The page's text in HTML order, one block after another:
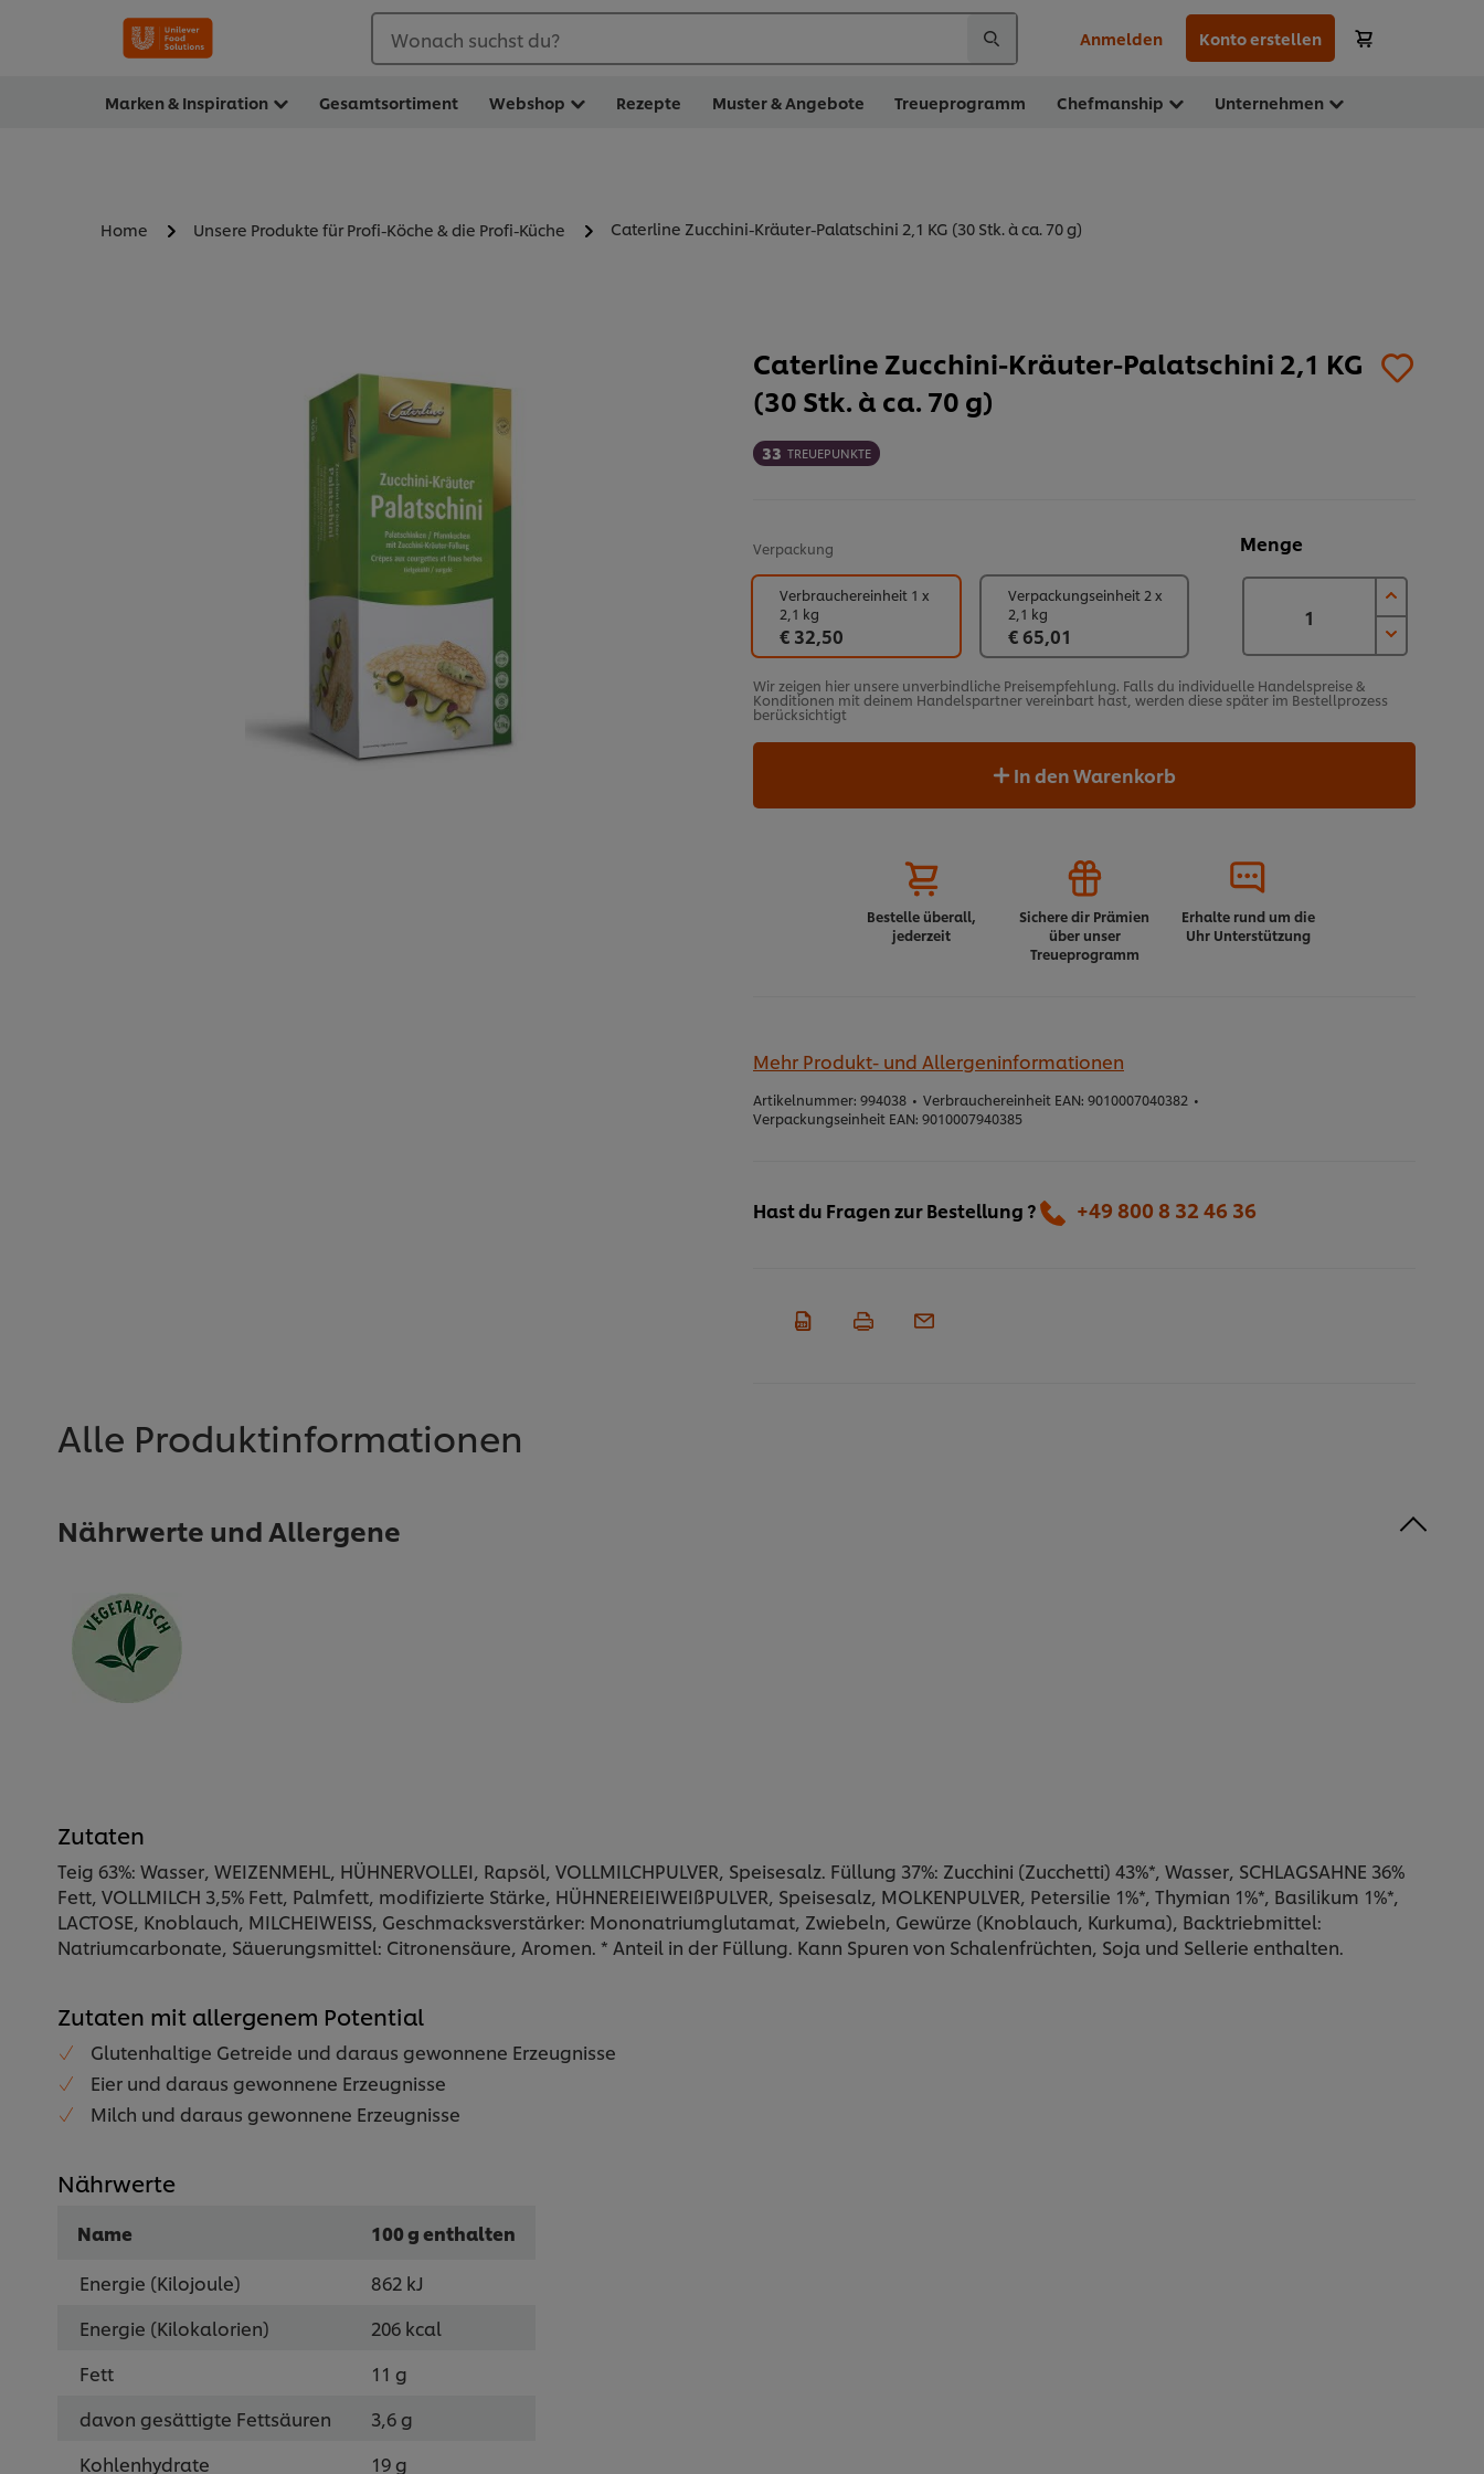
Wonach suchst du? Anmelden Konto erstellen
Marken & Inspiration Gesamtsortiment Webshop Rezepte Muster & Angebote Treueprogramm Chefmanship Unternehmen
Home Unsere Produkte für Profi-Köche & die Profi-Küche Caterline Zucchini-Kräuter-Palatschini 2,1 KG (30 Stk. à ca. 70 g)
Caterline Zucchini-Kräuter-Palatschini 2,1 KG
(30 Stk. à ca. 70 g)
33 TREUEPUNKTE
Verpackung Menge
Verbrauchereinheit 1 x
2,1 kg
€ 32,50
Verpackungseinheit 2 x
2,1 kg
€ 65,01
Wir zeigen hier unsere unverbindliche Preisempfehlung. Falls du individuelle Handelspreise &
Konditionen mit deinem Handelspartner vereinbart hast, werden diese später im Bestellprozess
berücksichtigt
In den Warenkorb
Bestelle überall,
jederzeit
Sichere dir Prämien
über unser
Treueprogramm
Erhalte rund um die
Uhr Unterstützung
Mehr Produkt- und Allergeninformationen
Artikelnummer: 994038 • Verbrauchereinheit EAN: 9010007040382 •
Verpackungseinheit EAN: 9010007940385
Hast du Fragen zur Bestellung ? +49 800 8 32 46 36
Alle Produktinformationen
Nährwerte und Allergene
Zutaten
Teig 63%: Wasser, WEIZENMEHL, HÜHNERVOLLEI, Rapsöl, VOLLMILCHPULVER, Speisesalz. Füllung 37%: Zucchini (Zucchetti) 43%*, Wasser, SCHLAGSAHNE 36%
Fett, VOLLMILCH 3,5% Fett, Palmfett, modifizierte Stärke, HÜHNEREIEIWEIßPULVER, Speisesalz, MOLKENPULVER, Petersilie 1%*, Thymian 1%*, Basilikum 1%*,
LACTOSE, Knoblauch, MILCHEIWEISS, Geschmacksverstärker: Mononatriumglutamat, Zwiebeln, Gewürze (Knoblauch, Kurkuma), Backtriebmittel:
Natriumcarbonate, Säuerungsmittel: Citronensäure, Aromen. * Anteil in der Füllung. Kann Spuren von Schalenfrüchten, Soja und Sellerie enthalten.
Zutaten mit allergenem Potential
Glutenhaltige Getreide und daraus gewonnene Erzeugnisse
Eier und daraus gewonnene Erzeugnisse
Milch und daraus gewonnene Erzeugnisse
Nährwerte
Name
100 g enthalten
Energie (Kilojoule)
862 kJ
Energie (Kilokalorien)
206 kcal
Fett
11 g
davon gesättigte Fettsäuren
3,6 g
Kohlenhydrate
19 g